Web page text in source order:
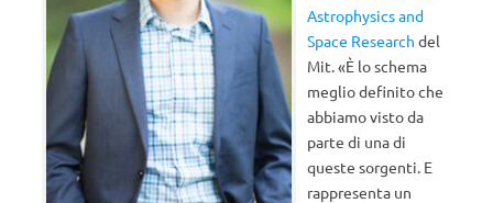
Astrophysics and
Space Research del
Mit. «È lo schema
meglio definito che
abbiamo visto da
parte di una di
queste sorgenti. E
rappresenta un